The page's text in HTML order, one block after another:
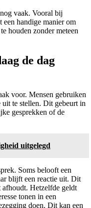
vaak. Vooral bij
een handige manier om
houden zonder meteen
de dag
voor. Mensen gebruiken
te stellen. Dit gebeurt in
gesprekken of de
uitgelegd
Soms belooft een
blijft een reactie uit. Dit
afhoudt. Hetzelfde geldt
tonen in een
doen. Dit kan een